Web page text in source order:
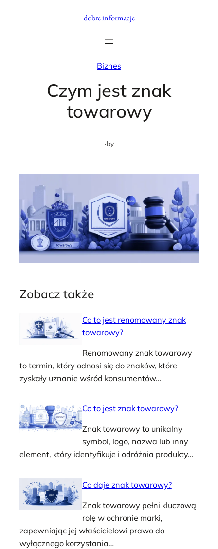
dobre informacje
Biznes
Czym jest znak
towarowy
·by
Zobacz także
Co to jest renomowany znak
towarowy?
Renomowany znak towarowy
to termin, który odnosi się do znaków, które
zyskały uznanie wśród konsumentów…
Co to jest znak towarowy?
Znak towarowy to unikalny
symbol, logo, nazwa lub inny
element, który identyfikuje i odróżnia produkty…
Co daje znak towarowy?
Znak towarowy pełni kluczową
rolę w ochronie marki,
zapewniając jej właścicielowi prawo do
wyłącznego korzystania…